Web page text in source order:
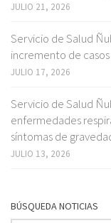
JULIO 21, 2026
Servicio de Salud
incremento de
JULIO 17, 2026
Servicio de Salud
enfermedades
síntomas de
JULIO 13, 2026
BÚSQUEDA NOTICIAS